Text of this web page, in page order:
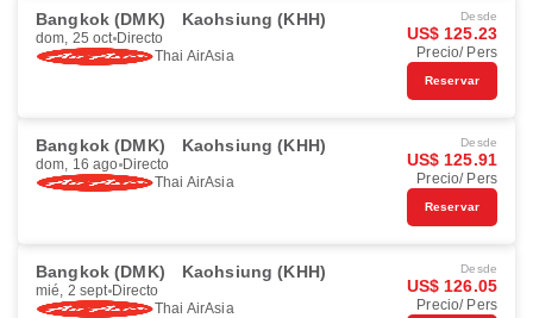
Bangkok (DMK) Kaohsiung (KHH)
dom, 25 oct Directo
Thai AirAsia
Desde
US$ 125.23
Precio/ Pers
Reservar
Bangkok (DMK) Kaohsiung (KHH)
dom, 16 ago Directo
Thai AirAsia
Desde
US$ 125.91
Precio/ Pers
Reservar
Bangkok (DMK) Kaohsiung (KHH)
mié, 2 sept Directo
Thai AirAsia
Desde
US$ 126.05
Precio/ Pers